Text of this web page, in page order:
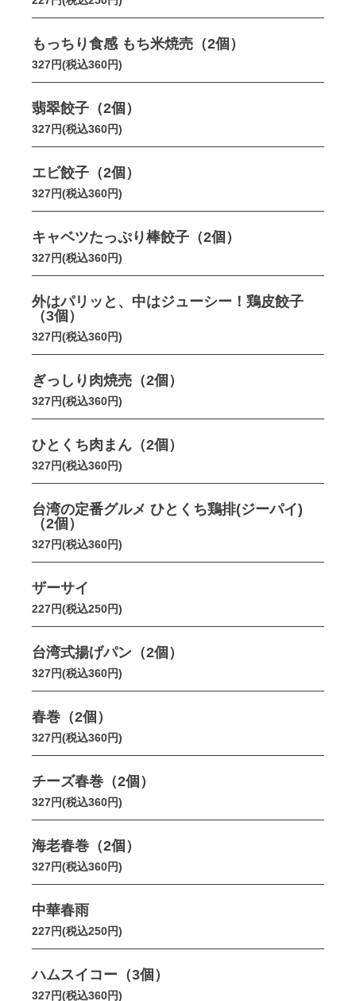
もっちり食感 もち米焼売（2個）
327円(税込360円)
翡翠餃子（2個）
327円(税込360円)
エビ餃子（2個）
327円(税込360円)
キャベツたっぷり棒餃子（2個）
327円(税込360円)
外はパリッと、中はジューシー！鶏皮餃子
（3個）
327円(税込360円)
ぎっしり肉焼売（2個）
327円(税込360円)
ひとくち肉まん（2個）
327円(税込360円)
台湾の定番グルメ ひとくち鶏排(ジーパイ)
（2個）
327円(税込360円)
ザーサイ
227円(税込250円)
台湾式揚げパン（2個）
327円(税込360円)
春巻（2個）
327円(税込360円)
チーズ春巻（2個）
327円(税込360円)
海老春巻（2個）
327円(税込360円)
中華春雨
227円(税込250円)
ハムスイコー（3個）
327円(税込360円)